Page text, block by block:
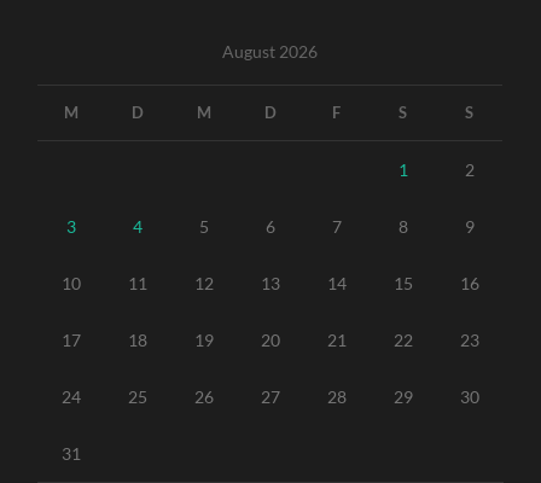
August 2026
M D M D F S S
1 2
3 4 5 6 7 8 9
10 11 12 13 14 15 16
17 18 19 20 21 22 23
24 25 26 27 28 29 30
31